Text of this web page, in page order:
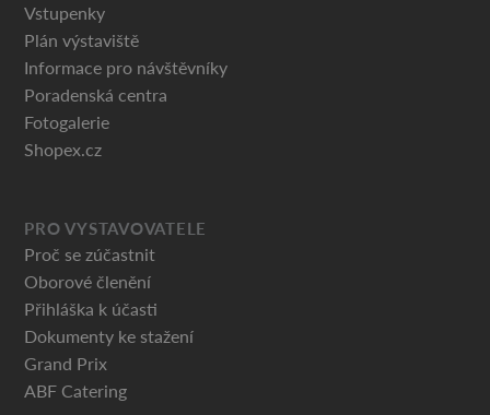
Vstupenky
Plán výstaviště
Informace pro návštěvníky
Poradenská centra
Fotogalerie
Shopex.cz
PRO VYSTAVOVATELE
Proč se zúčastnit
Oborové členění
Přihláška k účasti
Dokumenty ke stažení
Grand Prix
ABF Catering